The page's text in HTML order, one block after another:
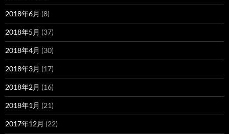
2018年6月 (8)
2018年5月 (37)
2018年4月 (30)
2018年3月 (17)
2018年2月 (16)
2018年1月 (21)
2017年12月 (22)